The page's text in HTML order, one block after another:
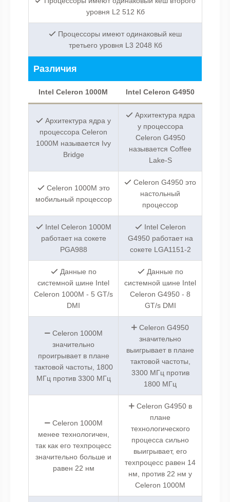
уровня L2 512 Кб
Процессоры имеют одинаковый кеш
третьего уровня L3 2048 Кб
Различия
Intel Celeron 1000M Intel Celeron G4950
Архитектура ядра у
процессора Celeron
1000M называется Ivy
Bridge
Архитектура ядра
у процессора
Celeron G4950
называется Coffee
Lake-S
Celeron 1000M это
мобильный процессор
Celeron G4950 это
настольный
процессор
Intel Celeron 1000M
работает на сокете
PGA988
Intel Celeron
G4950 работает на
сокете LGA1151-2
Данные по
системной шине Intel
Celeron 1000M - 5 GT/s
DMI
Данные по
системной шине Intel
Celeron G4950 - 8
GT/s DMI
Celeron 1000M
значительно
проигрывает в плане
тактовой частоты, 1800
МГц против 3300 МГц
Celeron G4950
значительно
выигрывает в плане
тактовой частоты,
3300 МГц против
1800 МГц
Celeron 1000M
менее технологичен,
так как его техпроцесс
значительно больше и
равен 22 нм
Celeron G4950 в
плане
технологического
процесса сильно
выигрывает, его
техпроцесс равен 14
нм, против 22 нм у
Celeron 1000M